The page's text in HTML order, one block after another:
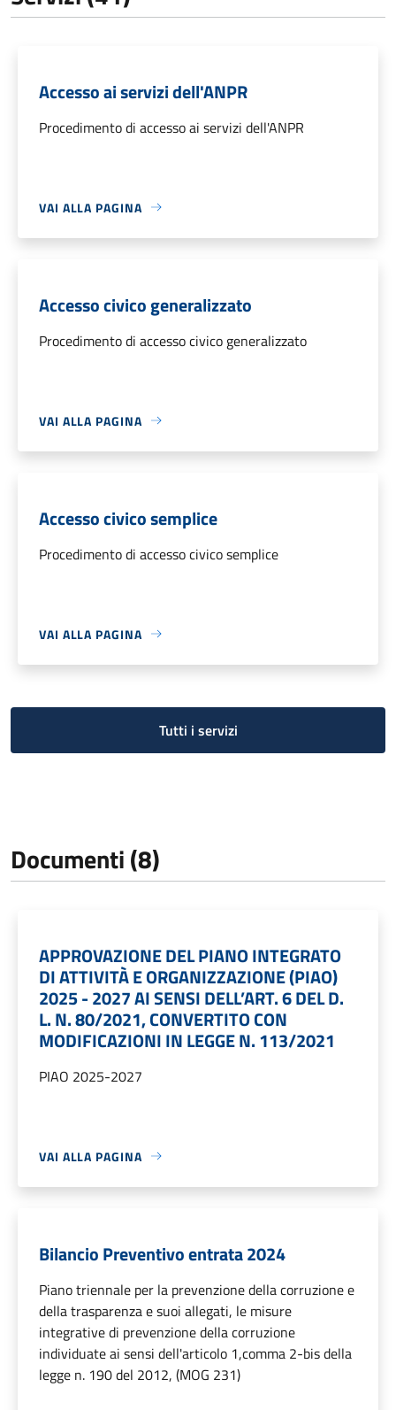
Accesso ai servizi dell'ANPR
Procedimento di accesso ai servizi dell'ANPR
VAI ALLA PAGINA
Accesso civico generalizzato
Procedimento di accesso civico generalizzato
VAI ALLA PAGINA
Accesso civico semplice
Procedimento di accesso civico semplice
VAI ALLA PAGINA
Tutti i servizi
Documenti (8)
APPROVAZIONE DEL PIANO INTEGRATO
DI ATTIVITÀ E ORGANIZZAZIONE (PIAO)
2025 - 2027 AI SENSI DELL’ART. 6 DEL D.
L. N. 80/2021, CONVERTITO CON
MODIFICAZIONI IN LEGGE N. 113/2021
PIAO 2025-2027
VAI ALLA PAGINA
Bilancio Preventivo entrata 2024
Piano triennale per la prevenzione della corruzione e
della trasparenza e suoi allegati, le misure
integrative di prevenzione della corruzione
individuate ai sensi dell'articolo 1,comma 2-bis della
legge n. 190 del 2012, (MOG 231)